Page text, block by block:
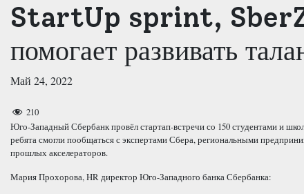
StartUp sprint,
помогает развивать
Май 24, 2022
210
Юго-Западный Сбербанк провёл стартап-встречи со 150 студентами и
ребята смогли пообщаться с экспертами Сбера, региональными
прошлых акселераторов.
Мария Прохорова, HR директор Юго-Западного банка Сбербанка: